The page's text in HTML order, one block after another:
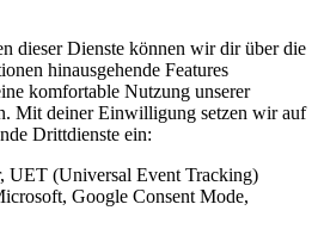
dieser Dienste können wir dir über die
hinausgehende Features
komfortable Nutzung unserer
Mit deiner Einwilligung setzen wir auf
Drittdienste ein:
UET (Universal Event Tracking)
Google Consent Mode,